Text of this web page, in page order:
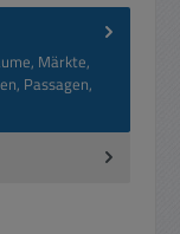
Märkte,
Passagen,